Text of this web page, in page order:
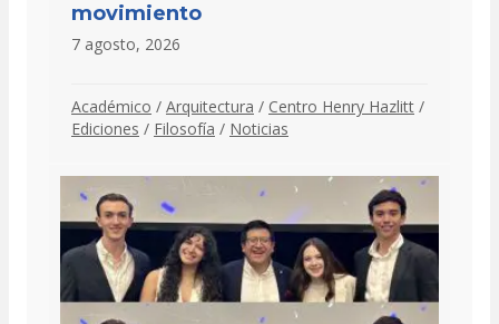
movimiento
7 agosto, 2026
Académico / Arquitectura / Centro Henry Hazlitt /
Ediciones / Filosofía / Noticias